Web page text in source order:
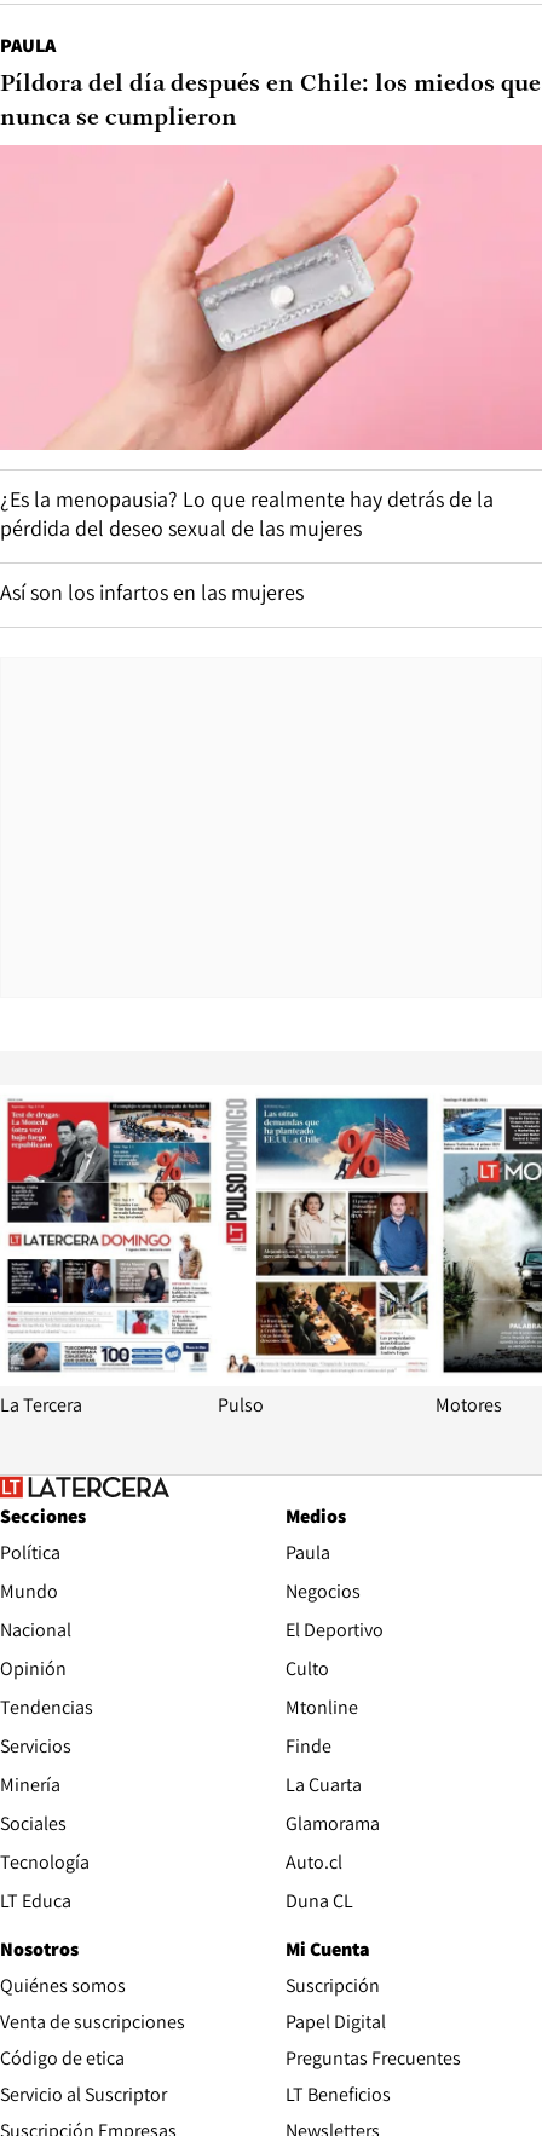
PAULA
Píldora del día después en Chile: los miedos que
nunca se cumplieron
¿Es la menopausia? Lo que realmente hay detrás de la
pérdida del deseo sexual de las mujeres
Así son los infartos en las mujeres
Opens in new window
La Tercera
Opens in
Pulso Motores
Secciones
Política
Mundo
Nacional
Opinión
Tendencias
Servicios
Minería
Sociales
Tecnología
LT Educa
Medios
Paula
Negocios
El Deportivo
Culto
Mtonline
Finde
La Cuarta
Glamorama
Auto.clOpens in new window
Duna CLOpens in new window
Nosotros
Quiénes somos
Venta de suscripciones
Código de etica Opens in new window
Servicio al Suscriptor
Mi Cuenta
Suscripción
Papel DigitalOpens in new
Preguntas Frecuentes
LT Beneficios